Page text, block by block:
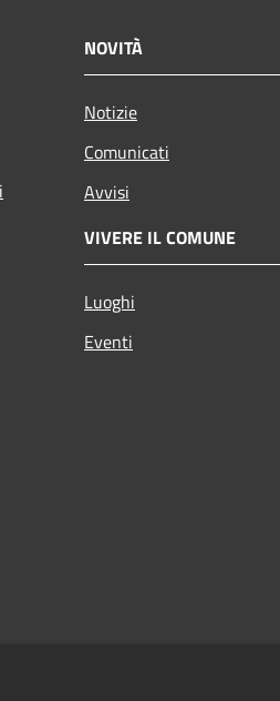
NOVITÀ
Notizie
Comunicati
Avvisi
VIVERE IL COMUNE
Luoghi
Eventi